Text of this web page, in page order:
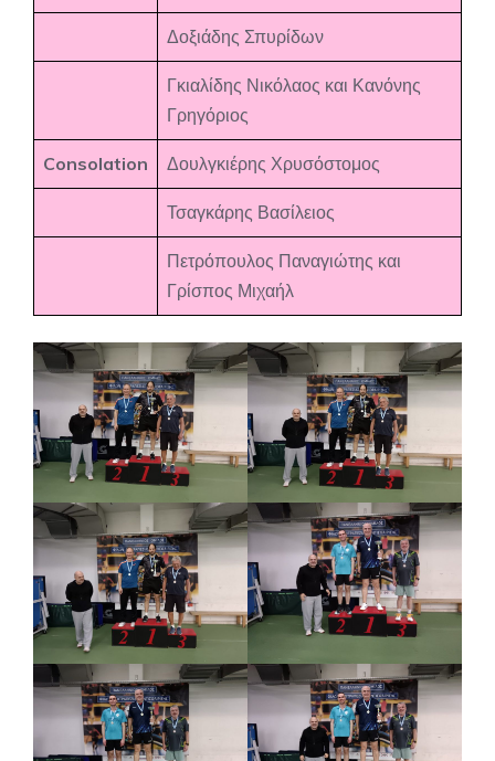
Δοξιάδης Σπυρίδων
Γκιαλίδης Νικόλαος και Κανόνης
Γρηγόριος
Consolation Δουλγκιέρης Χρυσόστομος
Τσαγκάρης Βασίλειος
Πετρόπουλος Παναγιώτης και
Γρίσπος Μιχαήλ